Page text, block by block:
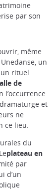
par son
même
un
rituel
de
l’occurrence
et
ne
ce lieu.
du
plateau en
par
d’un